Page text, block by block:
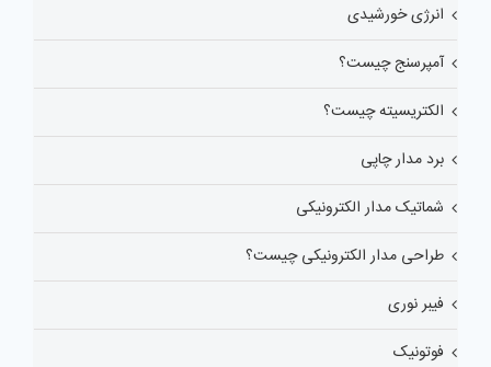
انرژی خورشیدی
آمپرسنج چیست؟
الکتریسیته چیست؟
برد مدار چاپی
شماتیک مدار الکترونیکی
طراحی مدار الکترونیکی چیست؟
فیبر نوری
فوتونیک